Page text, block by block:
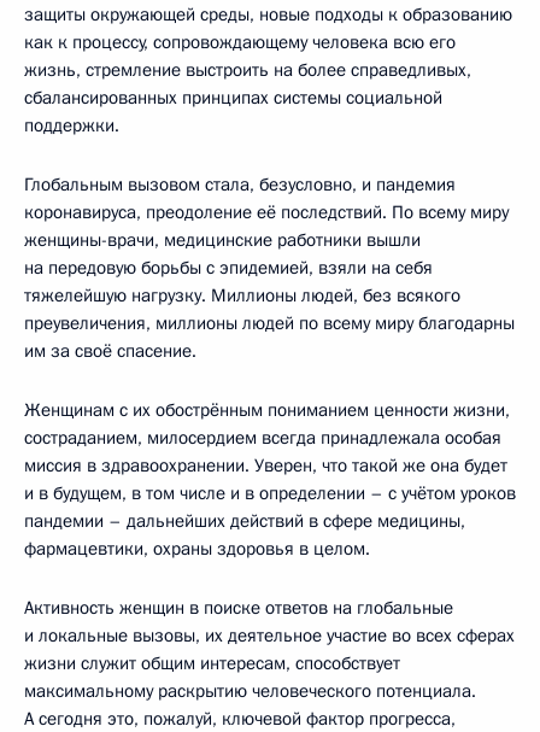
защиты окружающей среды, новые подходы к образованию
как к процессу, сопровождающему человека всю его
жизнь, стремление выстроить на более справедливых,
сбалансированных принципах системы социальной
поддержки.
Глобальным вызовом стала, безусловно, и пандемия
коронавируса, преодоление её последствий. По всему миру
женщины-врачи, медицинские работники вышли
на передовую борьбы с эпидемией, взяли на себя
тяжелейшую нагрузку. Миллионы людей, без всякого
преувеличения, миллионы людей по всему миру благодарны
им за своё спасение.
Женщинам с их обострённым пониманием ценности жизни,
состраданием, милосердием всегда принадлежала особая
миссия в здравоохранении. Уверен, что такой же она будет
и в будущем, в том числе и в определении – с учётом уроков
пандемии – дальнейших действий в сфере медицины,
фармацевтики, охраны здоровья в целом.
Активность женщин в поиске ответов на глобальные
и локальные вызовы, их деятельное участие во всех сферах
жизни служит общим интересам, способствует
максимальному раскрытию человеческого потенциала.
А сегодня это, пожалуй, ключевой фактор прогресса,